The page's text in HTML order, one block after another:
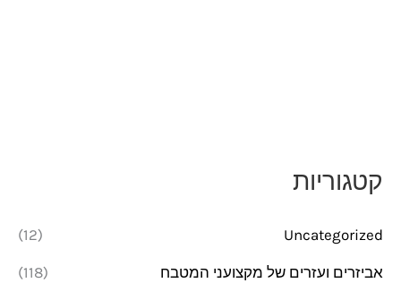
קטגוריות
Uncategorized
(12)
אביזרים ועזרים של מקצועני המטבח (118)